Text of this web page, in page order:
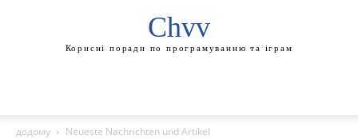
Chvv
Корисні поради по програмуванню та іграм
додому Neueste Nachrichten und Artikel